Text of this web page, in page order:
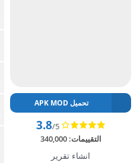
تحميل APK MOD
3.8/5
التقييمات:340,000
انشاء تقرير